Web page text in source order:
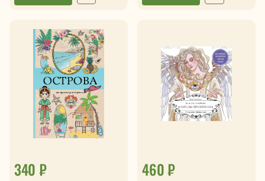
340 ₽ 460 ₽